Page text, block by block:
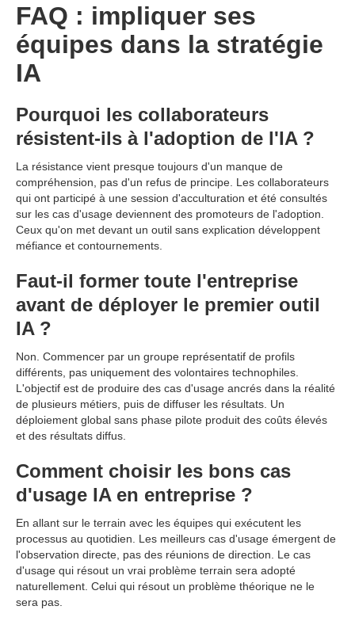
FAQ : impliquer ses
équipes dans la stratégie
IA
Pourquoi les collaborateurs
résistent-ils à l'adoption de l'IA ?
La résistance vient presque toujours d'un manque de
compréhension, pas d'un refus de principe. Les collaborateurs
qui ont participé à une session d'acculturation et été consultés
sur les cas d'usage deviennent des promoteurs de l'adoption.
Ceux qu'on met devant un outil sans explication développent
méfiance et contournements.
Faut-il former toute l'entreprise
avant de déployer le premier outil
IA ?
Non. Commencer par un groupe représentatif de profils
différents, pas uniquement des volontaires technophiles.
L'objectif est de produire des cas d'usage ancrés dans la réalité
de plusieurs métiers, puis de diffuser les résultats. Un
déploiement global sans phase pilote produit des coûts élevés
et des résultats diffus.
Comment choisir les bons cas
d'usage IA en entreprise ?
En allant sur le terrain avec les équipes qui exécutent les
processus au quotidien. Les meilleurs cas d'usage émergent de
l'observation directe, pas des réunions de direction. Le cas
d'usage qui résout un vrai problème terrain sera adopté
naturellement. Celui qui résout un problème théorique ne le
sera pas.